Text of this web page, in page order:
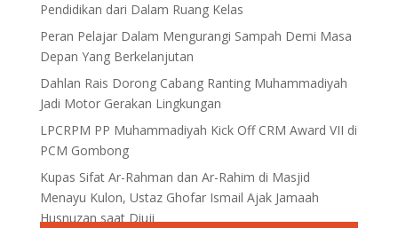
Pendidikan dari Dalam Ruang Kelas
Peran Pelajar Dalam Mengurangi Sampah Demi Masa
Depan Yang Berkelanjutan
Dahlan Rais Dorong Cabang Ranting Muhammadiyah
Jadi Motor Gerakan Lingkungan
LPCRPM PP Muhammadiyah Kick Off CRM Award VII di
PCM Gombong
Kupas Sifat Ar-Rahman dan Ar-Rahim di Masjid
Menayu Kulon, Ustaz Ghofar Ismail Ajak Jamaah
Husnuzan saat Diuji